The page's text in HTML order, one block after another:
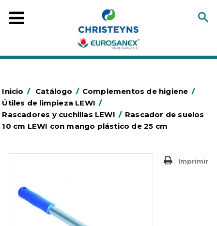
Inicio / Catálogo / Complementos de higiene /
Útiles de limpieza LEWI /
Rascadores y cuchillas LEWI / Rascador de suelos
10 cm LEWI con mango plástico de 25 cm
Imprimir